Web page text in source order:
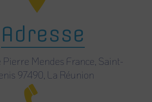
Adresse
Pierre Mendes France, Saint-
97490, La Réunion